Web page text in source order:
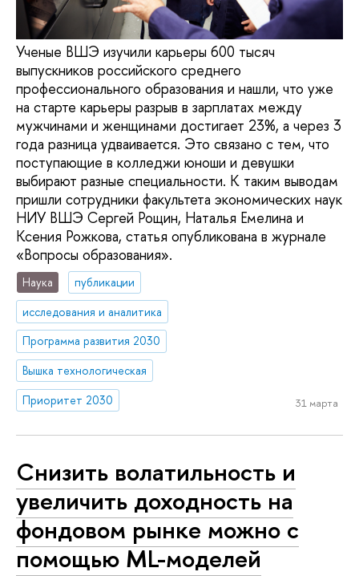
Ученые ВШЭ изучили карьеры 600 тысяч
выпускников российского среднего
профессионального образования и нашли, что уже
на старте карьеры разрыв в зарплатах между
мужчинами и женщинами достигает 23%, а через 3
года разница удваивается. Это связано с тем, что
поступающие в колледжи юноши и девушки
выбирают разные специальности. К таким выводам
пришли сотрудники факультета экономических наук
НИУ ВШЭ Сергей Рощин, Наталья Емелина и
Ксения Рожкова, статья опубликована в журнале
«Вопросы образования».
Наука
публикации
исследования и аналитика
Программа развития 2030
Вышка технологическая
Приоритет 2030
31 марта
Снизить волатильность и
увеличить доходность на
фондовом рынке можно с
помощью ML-моделей